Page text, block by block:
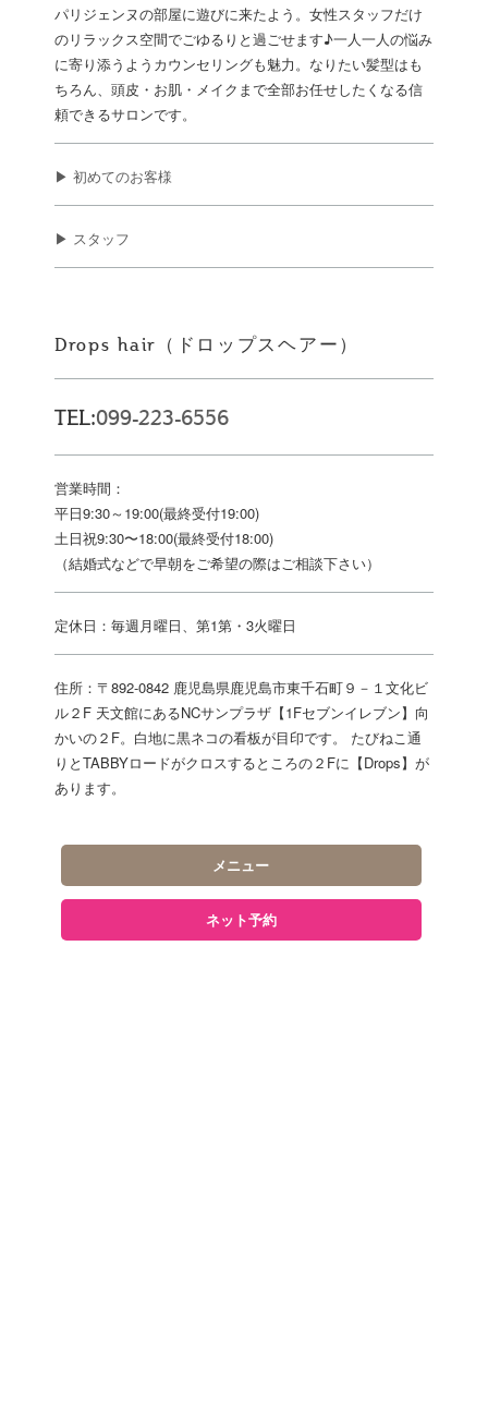
パリジェンヌの部屋に遊びに来たよう。女性スタッフだけ
のリラックス空間でごゆるりと過ごせます♪一人一人の悩み
に寄り添うようカウンセリングも魅力。なりたい髪型はも
ちろん、頭皮・お肌・メイクまで全部お任せしたくなる信
頼できるサロンです。
▶ 初めてのお客様
▶ スタッフ
Drops hair（ドロップスヘアー）
TEL:099-223-6556
営業時間：
平日9:30～19:00(最終受付19:00)
土日祝9:30〜18:00(最終受付18:00)
（結婚式などで早朝をご希望の際はご相談下さい）
定休日：毎週月曜日、第1第・3火曜日
住所：〒892-0842 鹿児島県鹿児島市東千石町９－１文化ビ
ル２F 天文館にあるNCサンプラザ【1Fセブンイレブン】向
かいの２F。白地に黒ネコの看板が目印です。 たびねこ通
りとTABBYロードがクロスするところの２Fに【Drops】が
あります。
メニュー
ネット予約